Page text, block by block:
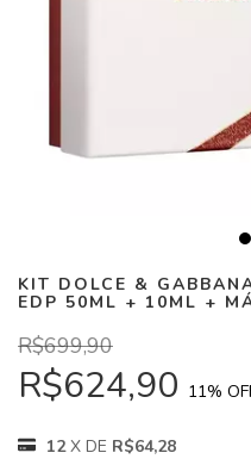
KIT DOLCE &
EDP 50ML + 10ML +
R$699,90
R$624,90 11%
12 X DE R$64,28